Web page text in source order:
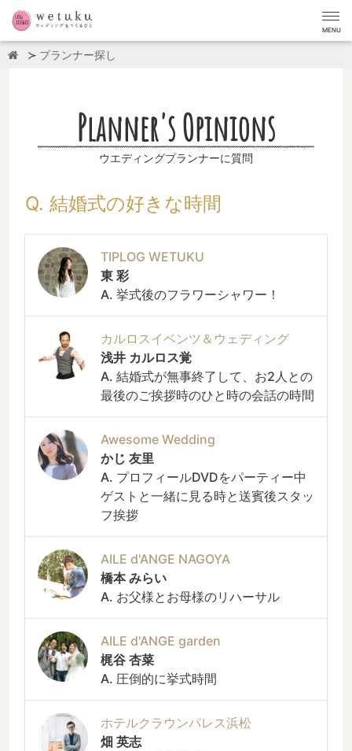
MENU
プランナー探し
Planner's Opinions
ウエディングプランナーに質問
Q. 結婚式の好きな時間
TIPLOG WETUKU
東 彩
A. 挙式後のフラワーシャワー！
カルロスイベンツ＆ウェディング
浅井 カルロス覚
A. 結婚式が無事終了して、お2人との
最後のご挨拶時のひと時の会話の時間
Awesome Wedding
かじ 友里
A. プロフィールDVDをパーティー中
ゲストと一緒に見る時と送賓後スタッ
フ挨拶
AILE d'ANGE NAGOYA
橋本 みらい
A. お父様とお母様のリハーサル
AILE d'ANGE garden
梶谷 杏菜
A. 圧倒的に挙式時間
ホテルクラウンパレス浜松
畑 英志